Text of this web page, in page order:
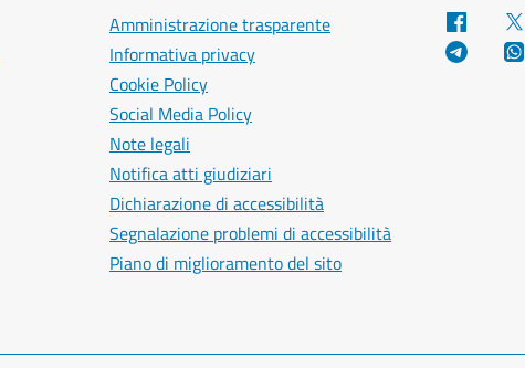
Amministrazione trasparente
Informativa privacy
Cookie Policy
Social Media Policy
Note legali
Notifica atti giudiziari
Dichiarazione di accessibilità
Segnalazione problemi di accessibilità
Piano di miglioramento del sito
Facebook
Telegram